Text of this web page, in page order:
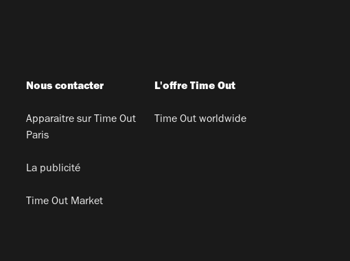
Nous contacter
Apparaitre sur Time Out
Paris
La publicité
Time Out Market
L'offre Time Out
Time Out worldwide